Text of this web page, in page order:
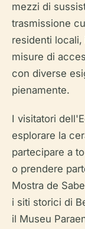
mezzi di
trasmissione
residenti
misure di
con diverse
pienamente.
I visitatori
esplorare la
partecipare a
o prendere
Mostra de
i siti storici di
il Museu